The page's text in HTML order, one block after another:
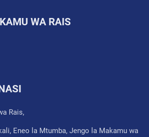
WA RAIS
Rais,
Eneo la Mtumba, Jengo la Makamu wa